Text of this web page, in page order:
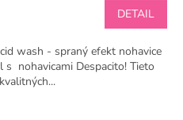
DETAIL
wash - spraný efekt nohavice
s nohavicami Despacito! Tieto